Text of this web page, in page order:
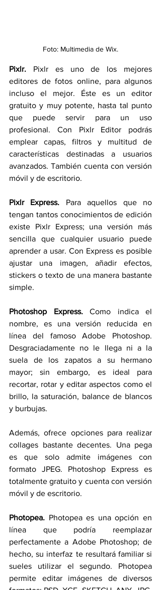
Foto: Multimedia de Wix.
Pixlr. Pixlr es uno de los mejores
editores de fotos online, para algunos
incluso el mejor. Éste es un editor
gratuito y muy potente, hasta tal punto
que puede servir para un uso
profesional. Con Pixlr Editor podrás
emplear capas, filtros y multitud de
características destinadas a usuarios
avanzados. También cuenta con versión
móvil y de escritorio.
Pixlr Express. Para aquellos que no
tengan tantos conocimientos de edición
existe Pixlr Express; una versión más
sencilla que cualquier usuario puede
aprender a usar. Con Express es posible
ajustar una imagen, añadir efectos,
stickers o texto de una manera bastante
simple.
Photoshop Express. Como indica el
nombre, es una versión reducida en
línea del famoso Adobe Photoshop.
Desgraciadamente no le llega ni a la
suela de los zapatos a su hermano
mayor; sin embargo, es ideal para
recortar, rotar y editar aspectos como el
brillo, la saturación, balance de blancos
y burbujas.
Además, ofrece opciones para realizar
collages bastante decentes. Una pega
es que solo admite imágenes con
formato JPEG. Photoshop Express es
totalmente gratuito y cuenta con versión
móvil y de escritorio.
Photopea. Photopea es una opción en
línea que podría reemplazar
perfectamente a Adobe Photoshop; de
hecho, su interfaz te resultará familiar si
sueles utilizar el segundo. Photopea
permite editar imágenes de diversos